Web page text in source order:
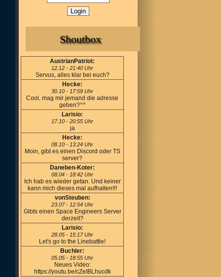
Shoutbox
AustrianPatriot:
12.12 - 21:40 Uhr
Servus, alles klar bei euch?
Hecke:
30.10 - 17:59 Uhr
Cool, mag mir jemand die adresse
geben?^^
Larisio:
17.10 - 20:55 Uhr
ja
Hecke:
08.10 - 13:24 Uhr
Moin, gibt es einen Discord oder TS
server?
Daneben-Koter:
08.04 - 18:42 Uhr
Ich hab es wieder getan. Und keiner
kann mich dieses mal aufhalten!!!
vonSteuben:
23.07 - 12:54 Uhr
Gibts einen Space Engineers Server
derzeit?
Larisio:
28.05 - 15:17 Uhr
Let's go to the Linebattle!
Buchler:
05.05 - 18:55 Uhr
Neues Video:
https://youtu.be/cZeIBLhucdk